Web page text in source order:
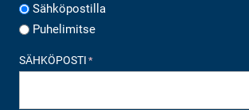
Sähköpostilla
Puhelimitse
SÄHKÖPOSTI *